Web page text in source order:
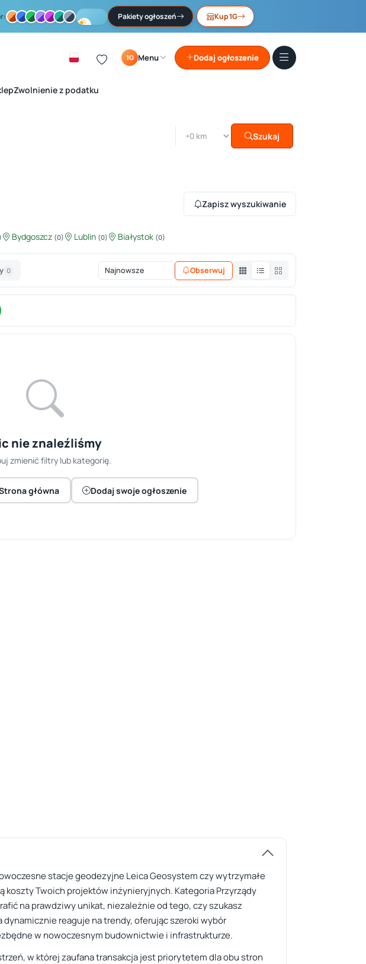
Pakiety ogłoszeń Kup 1G
1G Menu Dodaj ogłoszenie
Zwolnienie z podatku
Szukaj
Zapisz wyszukiwanie
Bydgoszcz (0) Lublin (0) Białystok (0)
0 Obserwuj
nie znaleźliśmy
zmienić filtry lub kategorię.
główna Dodaj swoje ogłoszenie
stacje geodezyjne Leica Geosystem czy wytrzymałe
Twoich projektów inżynieryjnych. Kategoria Przyrządy
na prawdziwy unikat, niezależnie od tego, czy szukasz
reaguje na trendy, oferując szeroki wybór
w nowoczesnym budownictwie i infrastrukturze.
w której zaufana transakcja jest priorytetem dla obu stron